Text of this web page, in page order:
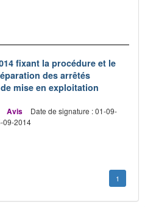
fixant la procédure et le
des arrêtés
mise en exploitation
Avis
Date de signature : 01-09-
09-2014
1